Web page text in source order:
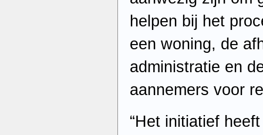
helpen bij het
een woning, de
administratie en
aannemers voor
“Het initiatief